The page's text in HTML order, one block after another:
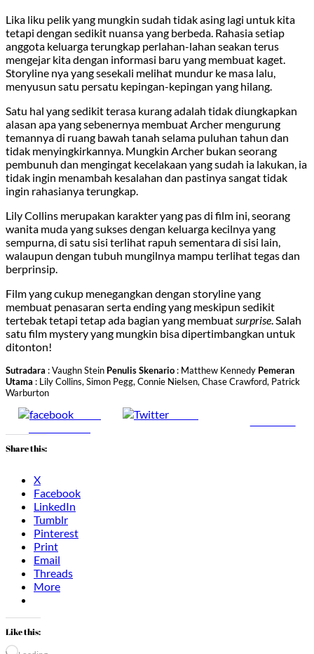
Lika liku pelik yang mungkin sudah tidak asing lagi untuk kita
tetapi dengan sedikit nuansa yang berbeda. Rahasia setiap
anggota keluarga terungkap perlahan-lahan seakan terus
mengejar kita dengan informasi baru yang membuat kaget.
Storyline nya yang sesekali melihat mundur ke masa lalu,
menyusun satu persatu kepingan-kepingan yang hilang.
Satu hal yang sedikit terasa kurang adalah tidak diungkapkan
alasan apa yang sebenernya membuat Archer mengurung
temannya di ruang bawah tanah selama puluhan tahun dan
tidak menyingkirkannya. Mungkin Archer bukan seorang
pembunuh dan mengingat kecelakaan yang sudah ia lakukan, ia
tidak ingin menambah kesalahan dan pastinya sangat tidak
ingin rahasianya terungkap.
Lily Collins merupakan karakter yang pas di film ini, seorang
wanita muda yang sukses dengan keluarga kecilnya yang
sempurna, di satu sisi terlihat rapuh sementara di sisi lain,
walaupun dengan tubuh mungilnya mampu terlihat tegas dan
berprinsip.
Film yang cukup menegangkan dengan storyline yang
membuat penasaran serta ending yang meskipun sedikit
tertebak tetapi tetap ada bagian yang membuatsurprise. Salah
satu film mystery yang mungkin bisa dipertimbangkan untuk
ditonton!
Sutradara : Vaughn Stein Penulis Skenario : Matthew Kennedy Pemeran
Utama : Lily Collins, Simon Pegg, Connie Nielsen, Chase Crawford, Patrick
Warburton
Share this:
X
Facebook
LinkedIn
Tumblr
Pinterest
Print
Email
Threads
More
Like this: